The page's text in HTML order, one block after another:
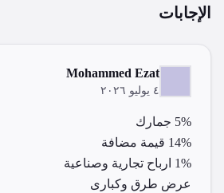
الإجابات
‪Mohammed Ezat‬‏
٤ يوليو ٢٠٢٦